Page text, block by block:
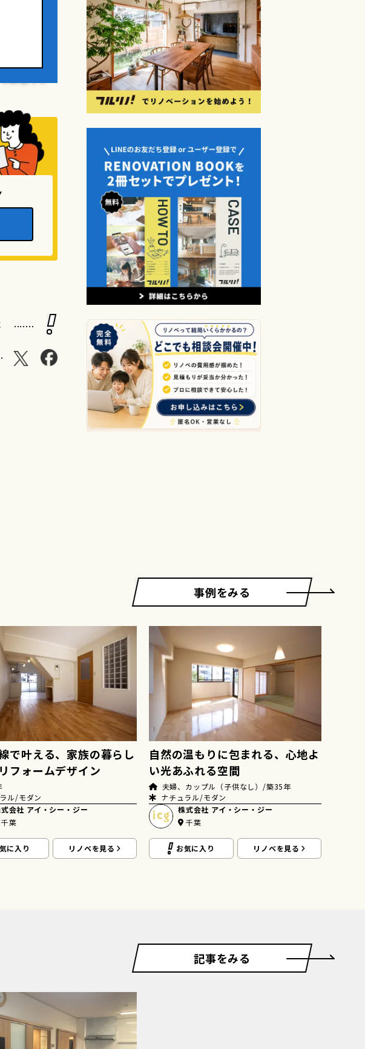
シンプ
よい距
ペースと
素材の心
.......
事例をみる
で叶える、家族の暮らし
フォームデザイン
ル/モダン
会社 アイ・シー・ジー
千葉
に入り リノベを見る
自然の温もりに包まれる、心地よ
い光あふれる空間
夫婦、カップル（子供なし）/築35年
ナチュラル/モダン
株式会社 アイ・シー・ジー
千葉
お気に入り リノベを見る
記事をみる